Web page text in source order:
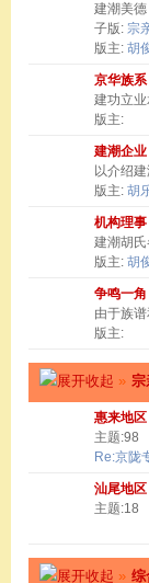
建潮美德
子版: 宗
版主: 胡
京华族系
建功立业
版主:
建潮企业
以介绍
版主: 胡
机构理事
建潮胡氏
版主: 胡
争鸣一角
由于族
版主:
» 宗
惠来地区
主题:98
Re:京陇
汕尾地区
主题:18
» 综